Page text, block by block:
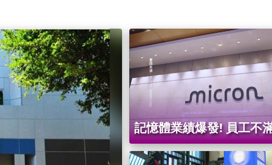
記憶體業績爆發! 員工不
制度 傳台灣美光工會醞
新莊粉條冰店9月將歇
不捨盼「新莊陳意涵」